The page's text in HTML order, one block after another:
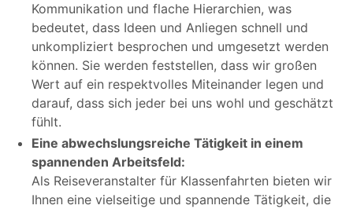
Kommunikation und flache Hierarchien, was
bedeutet, dass Ideen und Anliegen schnell und
unkompliziert besprochen und umgesetzt werden
können. Sie werden feststellen, dass wir großen
Wert auf ein respektvolles Miteinander legen und
darauf, dass sich jeder bei uns wohl und geschätzt
fühlt.
Eine abwechslungsreiche Tätigkeit in einem
spannenden Arbeitsfeld:
Als Reiseveranstalter für Klassenfahrten bieten wir
Ihnen eine vielseitige und spannende Tätigkeit, die